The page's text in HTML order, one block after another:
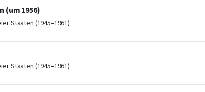
(um 1956)
Staaten (1945–1961)
Staaten (1945–1961)